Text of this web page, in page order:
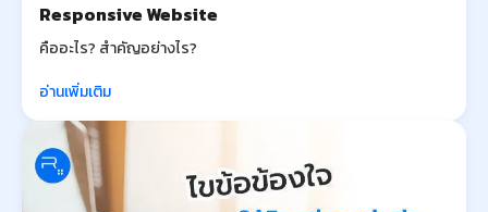
Responsive Website
คืออะไร? สำคัญอย่างไร?
อ่านเพิ่มเติม